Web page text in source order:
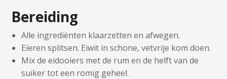
Bereiding
Alle ingrediënten klaarzetten en afwegen.
Eieren splitsen. Eiwit in schone, vetvrije kom doen.
Mix de eidooiers met de rum en de helft van de
suiker tot een romig geheel.